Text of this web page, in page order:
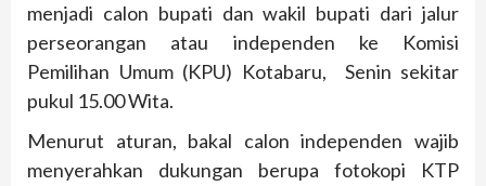
menjadi calon bupati dan wakil bupati dari jalur
perseorangan atau independen ke Komisi
Pemilihan Umum (KPU) Kotabaru, Senin sekitar
pukul 15.00 Wita.
Menurut aturan, bakal calon independen wajib
menyerahkan dukungan berupa fotokopi KTP